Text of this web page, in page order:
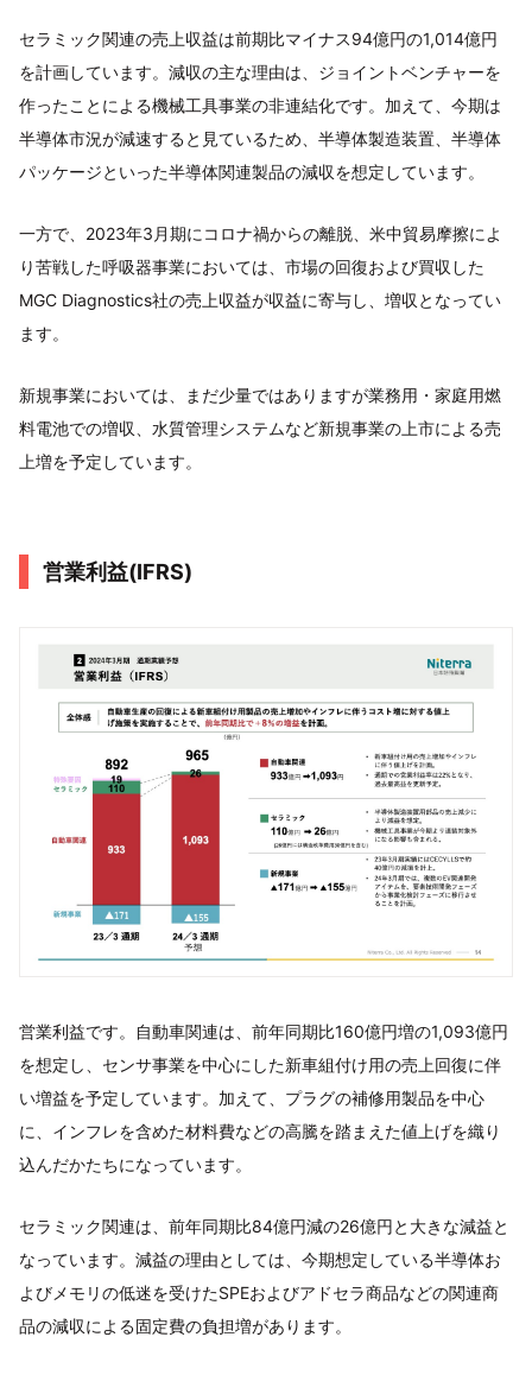
セラミック関連の売上収益は前期比マイナス94億円の1,014億円
を計画しています。減収の主な理由は、ジョイントベンチャーを
作ったことによる機械工具事業の非連結化です。加えて、今期は
半導体市況が減速すると見ているため、半導体製造装置、半導体
パッケージといった半導体関連製品の減収を想定しています。
一方で、2023年3月期にコロナ禍からの離脱、米中貿易摩擦によ
り苦戦した呼吸器事業においては、市場の回復および買収した
MGC Diagnostics社の売上収益が収益に寄与し、増収となってい
ます。
新規事業においては、まだ少量ではありますが業務用・家庭用燃
料電池での増収、水質管理システムなど新規事業の上市による売
上増を予定しています。
営業利益(IFRS)
営業利益です。自動車関連は、前年同期比160億円増の1,093億円
を想定し、センサ事業を中心にした新車組付け用の売上回復に伴
い増益を予定しています。加えて、プラグの補修用製品を中心
に、インフレを含めた材料費などの高騰を踏まえた値上げを織り
込んだかたちになっています。
セラミック関連は、前年同期比84億円減の26億円と大きな減益と
なっています。減益の理由としては、今期想定している半導体お
よびメモリの低迷を受けたSPEおよびアドセラ商品などの関連商
品の減収による固定費の負担増があります。